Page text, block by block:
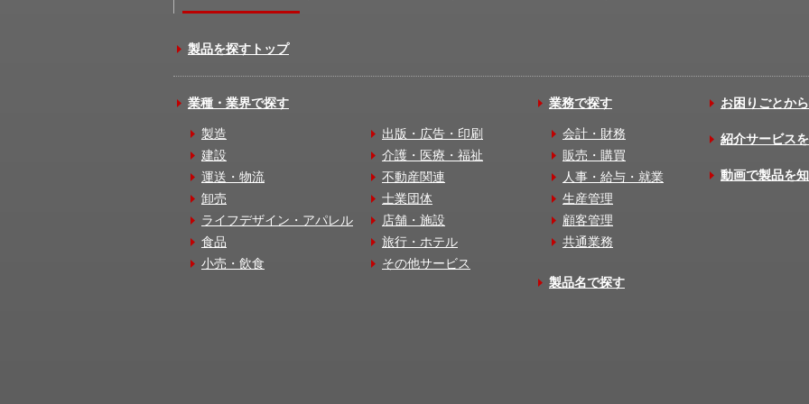
製品を探すトップ
業種・業界で探す
製造
建設
運送・物流
卸売
ライフデザイン・アパレル
食品
小売・飲食
出版・広告・印刷
介護・医療・福祉
不動産関連
士業団体
店舗・施設
旅行・ホテル
その他サービス
業務で探す
会計・財務
販売・購買
人事・給与・就業
生産管理
顧客管理
共通業務
製品名で探す
お困りごとか
紹介サービス
動画で製品を